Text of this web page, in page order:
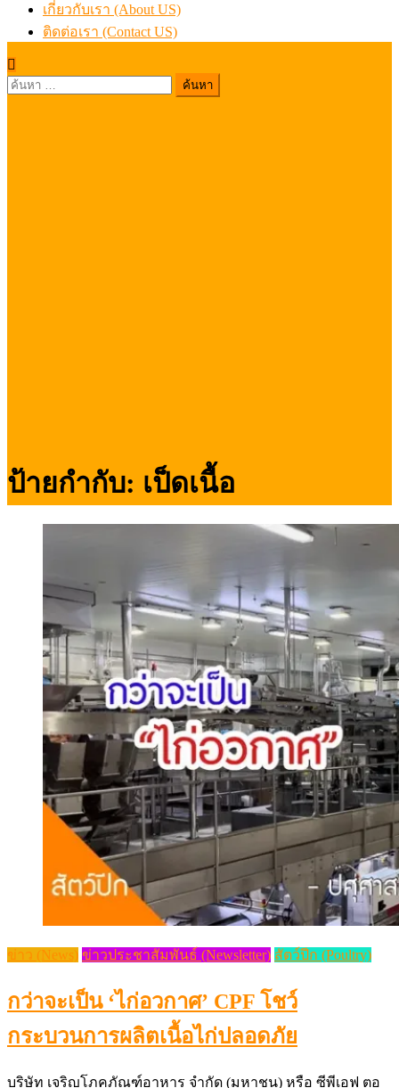
เกี่ยวกับเรา (About US)
ติดต่อเรา (Contact US)
ค้นหา
ป้ายกำกับ: เป็ดเนื้อ
ข่าว (News) ข่าวประชาสัมพันธ์ (Newsletter) สัตว์ปีก (Poultry)
กว่าจะเป็น ‘ไก่อวกาศ’ CPF โชว์
กระบวนการผลิตเนื้อไก่ปลอดภัย
บริษัท เจริญโภคภัณฑ์อาหาร จำกัด (มหาชน) หรือ ซีพีเอฟ ตอ